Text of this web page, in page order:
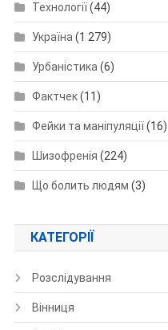
Технології(44)
Україна (1 279)
Урбаністика (6)
Фактчек(11)
Фейки та маніпуляції(16)
Шизофренія (224)
Що болить людям (3)
КАТЕГОРІЇ
Розслідування
Вінниця